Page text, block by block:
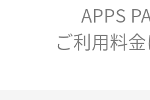
APPS
ご利用料